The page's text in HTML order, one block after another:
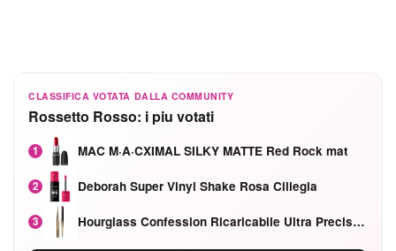
CLASSIFICA VOTATA DALLA COMMUNITY
Rossetto Rosso: i piu votati
1 MAC M·A·CXIMAL SILKY MATTE Red Rock mat
2 Deborah Super Vinyl Shake Rosa Ciliegia
3 Hourglass Confession Ricaricabile Ultra Preciso Ad Alta Intensità Secretly Classic Red